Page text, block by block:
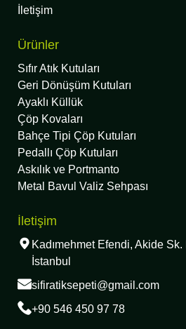
İletişim
Ürünler
Sıfır Atık Kutuları
Geri Dönüşüm Kutuları
Ayaklı Küllük
Çöp Kovaları
Bahçe Tipi Çöp Kutuları
Pedallı Çöp Kutuları
Askılık ve Portmanto
Metal Bavul Valiz Sehpası
İletişim
Kadımehmet Efendi, Akide
İstanbul
sifiratiksepeti@gmail.com
+90 546 450 97 78